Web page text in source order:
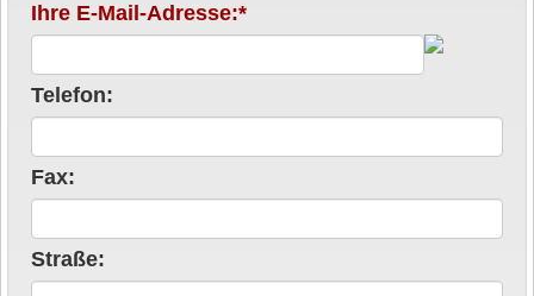
Ihre E-Mail-Adresse:*
Telefon:
Fax:
Straße: